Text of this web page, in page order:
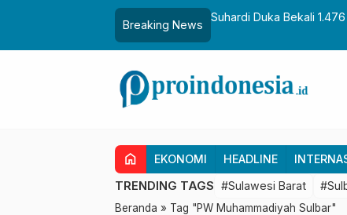
Breaking News
Suhardi Duka Bekali
home EKONOMI HEADLINE
TRENDING TAGS #Sulawesi Barat
Beranda » Tag "PW Muhammadiyah Sulbar"